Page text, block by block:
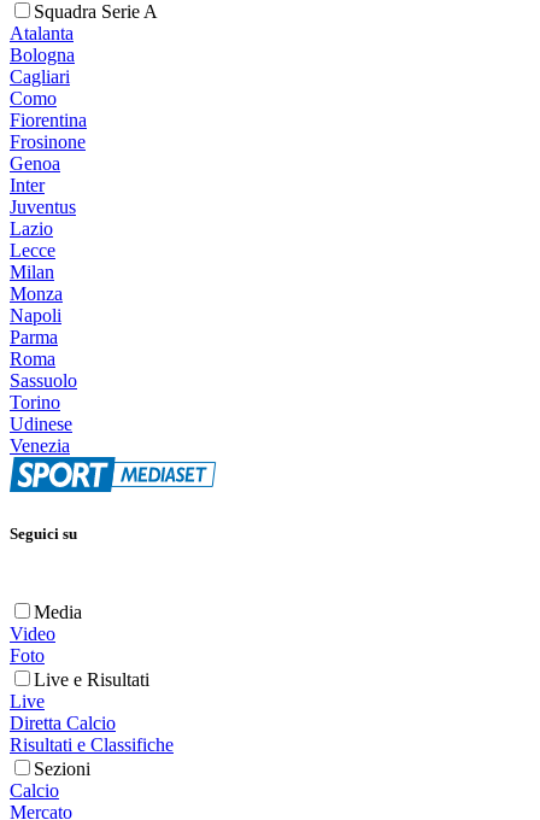
Squadra Serie A
Atalanta
Bologna
Cagliari
Como
Fiorentina
Frosinone
Genoa
Inter
Juventus
Lazio
Lecce
Milan
Monza
Napoli
Parma
Roma
Sassuolo
Torino
Udinese
Venezia
Seguici su
Media
Video
Foto
Live e Risultati
Live
Diretta Calcio
Risultati e Classifiche
Sezioni
Calcio
Mercato